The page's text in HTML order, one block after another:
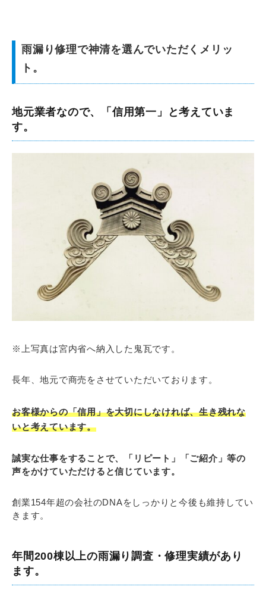
雨漏り修理で神清を選んでいただくメリッ
ト。
地元業者なので、「信用第一」と考えていま
す。
※上写真は宮内省へ納入した鬼瓦です。
長年、地元で商売をさせていただいております。
お客様からの「信用」を大切にしなければ、生き残れな
いと考えています。
誠実な仕事をすることで、「リピート」「ご紹介」等の
声をかけていただけると信じています。
創業154年超の会社のDNAをしっかりと今後も維持してい
きます。
年間200棟以上の雨漏り調査・修理実績があり
ます。